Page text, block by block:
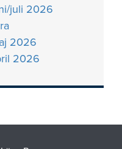
juli 2026
2026
2026